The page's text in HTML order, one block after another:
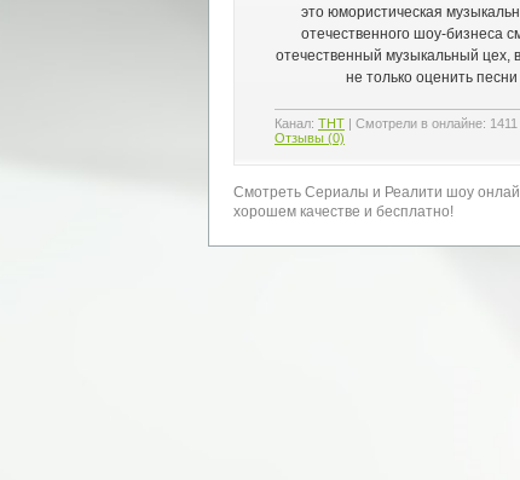
это юмористическая
отечественного шоу-бизнеса
отечественный музыкальный цех,
не только оценить
Канал: ТНТ | Смотрели в онлайне: 1411
Отзывы (0)
Смотреть Сериалы и Реалити шоу
хорошем качестве и бесплатно!